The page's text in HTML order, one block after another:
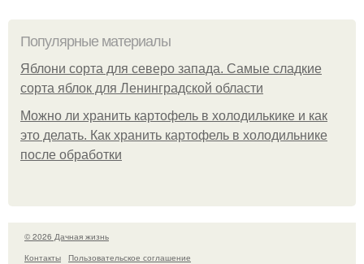
Популярные материалы
Яблони сорта для северо запада. Самые сладкие
сорта яблок для Ленинградской области
Можно ли хранить картофель в холодилькике и как
это делать. Как хранить картофель в холодильнике
после обработки
© 2026 Дачная жизнь
Контакты
Пользовательское соглашение